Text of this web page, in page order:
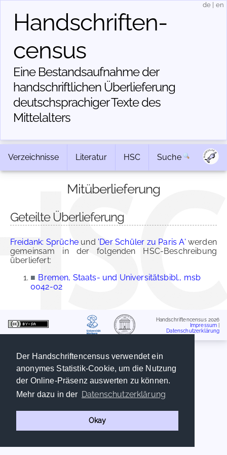
Der Handschriftencensus verwendet ein
anonymes Statistik-Cookie, um die Nutzung
der Online-Präsenz auswerten zu können.
Mehr dazu in der Datenschutzerklärung
Okay
Handschriften­
census
Eine Bestandsaufnahme der
handschriftlichen Über­lieferung
deutschsprachiger Texte des
Mittelalters
de en
Verzeichnisse Literatur HSC Suche
Mitüberlieferung
Geteilte Überlieferung
Freidank: Sprücheund 'Der Schüler zu Paris A' werden
gemeinsam in der folgenden HSC-Beschreibung
überliefert:
■ Bremen, Staats- und Universitätsbibl., msb
0042-02
Handschriftencensus 2026
Impressum
Datenschutzerklärung